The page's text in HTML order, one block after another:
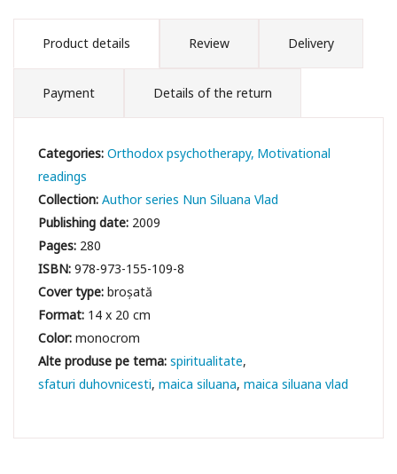
Product details Review Delivery
Payment Details of the return
Categories:Orthodox psychotherapy Motivational
readings
Collection:Author series Nun Siluana Vlad
Publishing date: 2009
Pages: 280
ISBN:978-973-155-109-8
Cover type:broșată
Format: 14 x 20 cm
Color:monocrom
spiritualitate
sfaturi duhovnicesti maica siluana maica siluana vlad